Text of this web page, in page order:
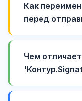
Как
перед
Чем